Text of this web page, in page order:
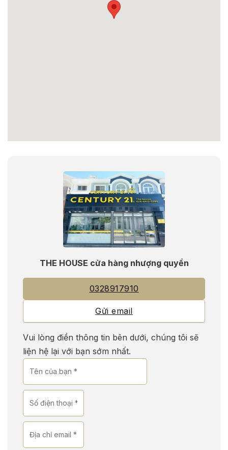
THE HOUSE cửa hàng nhượng quyền
0328917910
Gửi email
Vui lòng điền thông tin bên dưới, chúng tôi sẽ
liện hệ lại với bạn sớm nhất.